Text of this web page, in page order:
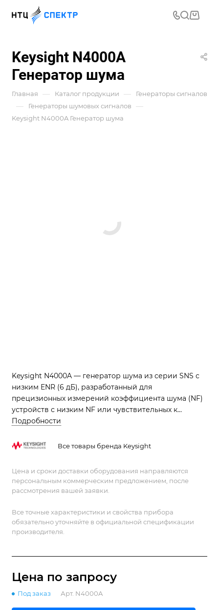
Keysight N4000A
Генератор шума
Главная — Каталог продукции — Генераторы сигналов
— Генераторы шумовых сигналов —
Keysight N4000A Генератор шума
Keysight N4000A — генератор шума из серии SNS с
низким ENR (6 дБ), разработанный для
прецизионных измерений коэффициента шума (NF)
устройств с низким NF или чувствительных к
рассогласованию импеданса, в диапазоне от 10 МГц
Подробности
Все товары бренда Keysight
Цена и сроки доставки оборудования направляются
персональным коммерческим предложением, после
рассмотрения вашей заявки.
Все точные характеристики и свойства прибора
обязательно уточняйте в официальной спецификации
производителя.
Цена по запросу
Под заказ Арт. N4000A